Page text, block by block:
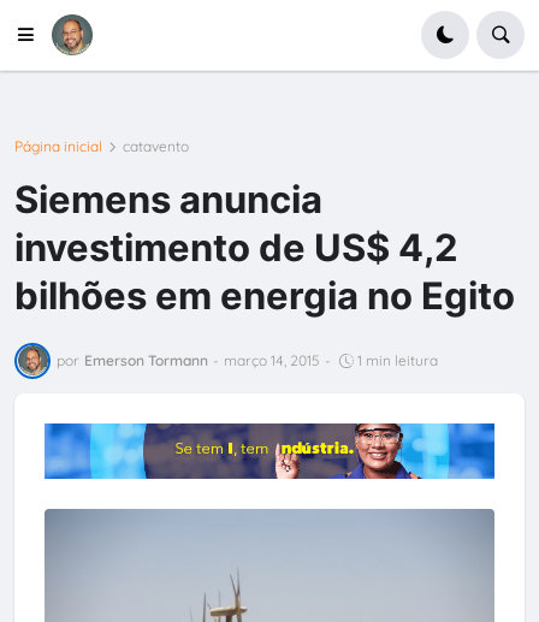
Página inicial catavento
Siemens anuncia
investimento de US$ 4,2
bilhões em energia no Egito
por Emerson Tormann - março 14, 2015 - 1 min leitura